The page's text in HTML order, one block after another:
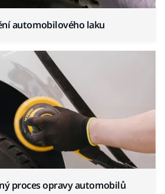
automobilového laku
proces opravy automobilů